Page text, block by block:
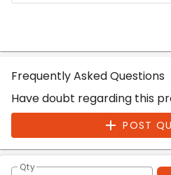
Frequently Asked Questions
Have doubt regarding this
Qty